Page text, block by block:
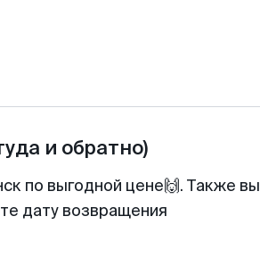
и обратно)
по выгодной цене🙌. Также вы
дату возвращения